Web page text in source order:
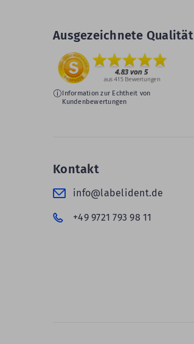
Ausgezeichnete Qualität
Information zur Echtheit von
Kundenbewertungen
Kontakt
info@labelident.de
+49 9721 793 98 11